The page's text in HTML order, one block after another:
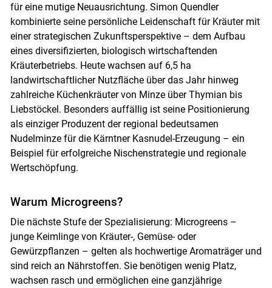
für eine mutige Neuausrichtung. Simon Quendler
kombinierte seine persönliche Leidenschaft für Kräuter mit
einer strategischen Zukunftsperspektive – dem Aufbau
eines diversifizierten, biologisch wirtschaftenden
Kräuterbetriebs. Heute wachsen auf 6,5 ha
landwirtschaftlicher Nutzfläche über das Jahr hinweg
zahlreiche Küchenkräuter von Minze über Thymian bis
Liebstöckel. Besonders auffällig ist seine Positionierung
als einziger Produzent der regional bedeutsamen
Nudelminze für die Kärntner Kasnudel-Erzeugung – ein
Beispiel für erfolgreiche Nischenstrategie und regionale
Wertschöpfung.
Warum Microgreens?
Die nächste Stufe der Spezialisierung: Microgreens –
junge Keimlinge von Kräuter-, Gemüse- oder
Gewürzpflanzen – gelten als hochwertige Aromaträger und
sind reich an Nährstoffen. Sie benötigen wenig Platz,
wachsen rasch und ermöglichen eine ganzjährige